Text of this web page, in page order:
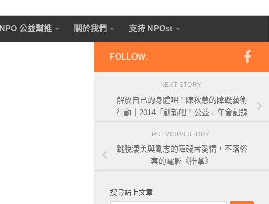
NPO 公益幫推 關於我們 支持 NPOst
FOLLOW:
NEXT STORY
解放自己的身體吧！陳秋慧的障礙藝術
行動｜2014「創新吧！公益」年會記錄
PREVIOUS STORY
跳脫淒美與勵志的障礙者愛情，不落俗
套的電影《推拿》
搜尋站上文章